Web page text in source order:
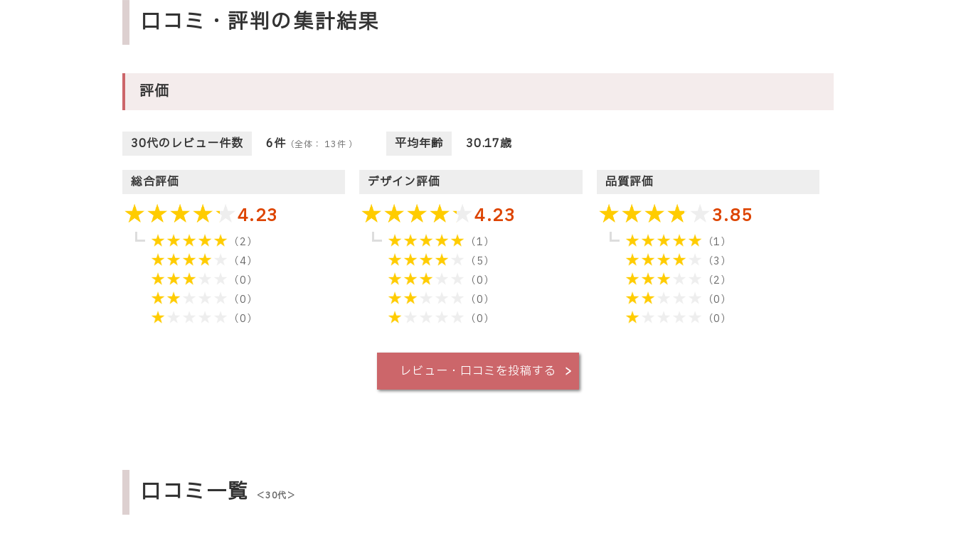
口コミ・評判の集計結果
評価
30代のレビュー件数 6件（全体： 13件 ） 平均年齢 30.17歳
総合評価
4.23
（2）
（4）
（0）
（0）
（0）
デザイン評価
4.23
（1）
（5）
（0）
（0）
（0）
品質評価
3.85
（1）
（3）
（2）
（0）
（0）
レビュー・口コミを投稿する
口コミ一覧 ＜30代＞